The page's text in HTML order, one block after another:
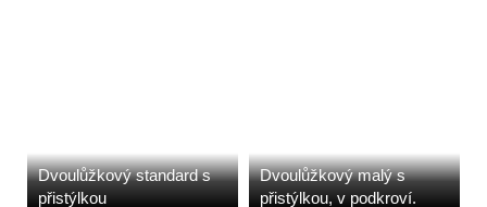
Dvoulůžkový standard s
přistýlkou
Dvoulůžkový malý s
přistýlkou, v podkroví.